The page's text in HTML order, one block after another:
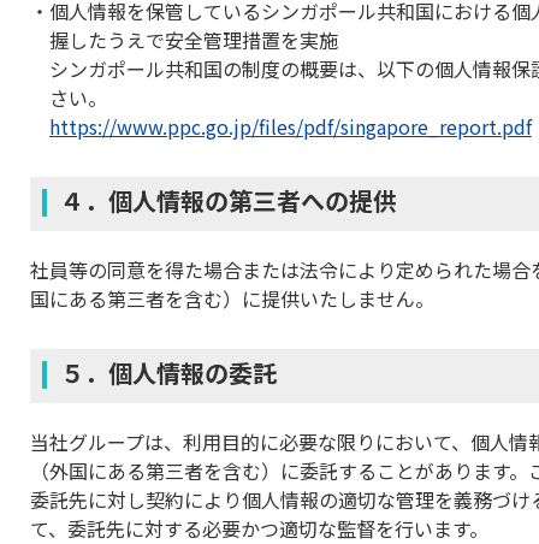
個人情報を保管しているシンガポール共和国における
握したうえで安全管理措置を実施
シンガポール共和国の制度の概要は、以下の個人情報
さい。
https://www.ppc.go.jp/files/pdf/singapore_report.pdf
４．個人情報の第三者への提供
社員等の同意を得た場合または法令により定められた場
国にある第三者を含む）に提供いたしません。
５．個人情報の委託
当社グループは、利用目的に必要な限りにおいて、個人
（外国にある第三者を含む）に委託することがあります
委託先に対し契約により個人情報の適切な管理を義務づ
て、委託先に対する必要かつ適切な監督を行います。